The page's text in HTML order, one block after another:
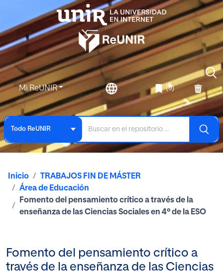
Mi ReUNIR (0)
Todo ReUNIR
Inicio
TRABAJOS FIN DE MÁSTER
Área de Educación
Fomento del pensamiento crítico a través de la
enseñanza de las Ciencias Sociales en 4º de la ESO
Fomento del pensamiento crítico a
través de la enseñanza de las Ciencias